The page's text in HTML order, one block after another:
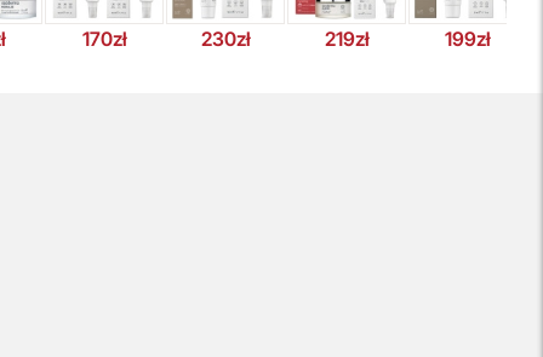
170zł 230zł 219zł 199zł